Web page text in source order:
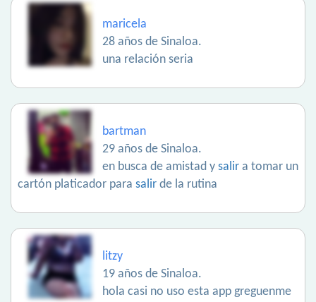
maricela
28 años de Sinaloa.
una relación seria
bartman
29 años de Sinaloa.
en busca de amistad y salir a tomar un
cartón platicador para salir de la rutina
litzy
19 años de Sinaloa.
hola casi no uso esta app greguenme